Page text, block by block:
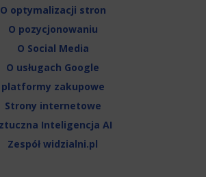
areas of the website. The website cannot be properly displayed without this
or to remember your login information, making it easier for you to use the site.
cookies and similar technologies allow us to measure the effectiveness of
O optymalizacji stron
O pozycjonowaniu
O Social Media
O usługach Google
platformy zakupowe
Strony internetowe
Inteligencja AI
Zespół widzialni.pl